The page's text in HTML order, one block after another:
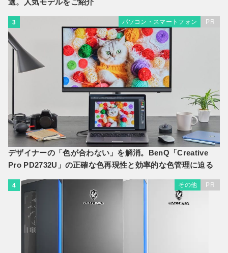
選。人気モデルをご紹介
3 パソコン・スマートフォン PR
デザイナーの「色が合わない」を解消。BenQ「Creative
Pro PD2732U」の正確な色再現性と効率的な色管理に迫る
4 その他 PR